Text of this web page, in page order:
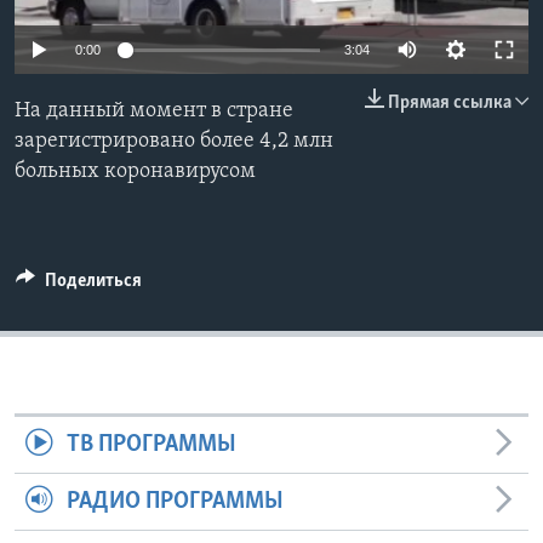
Learning English
СОЦИАЛЬНЫЕ СЕТИ
0:00 3:04
Прямая ссылка
На данный момент в стране
зарегистрировано более 4,2 млн
больных коронавирусом
Поделиться
ТВ ПРОГРАММЫ
РАДИО ПРОГРАММЫ